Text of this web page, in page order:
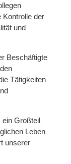
Kontrolle der
und
Beschäftigte
Tätigkeiten
ein Großteil
Leben
unserer